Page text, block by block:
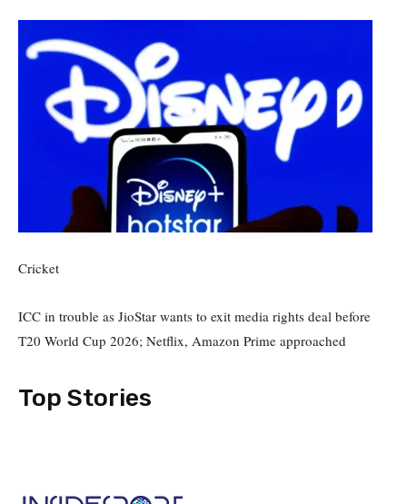
Cricket
ICC in trouble as JioStar wants to exit media rights deal before
T20 World Cup 2026; Netflix, Amazon Prime approached
Top Stories